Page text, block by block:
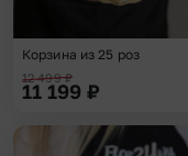
Корзина из 25 роз
12 499₽
11 199 ₽